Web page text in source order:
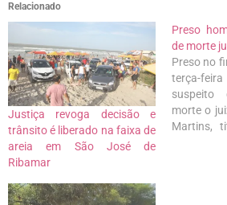
Relacionado
Justiça revoga decisão e
trânsito é liberado na faixa de
areia em São José de
Ribamar
Preso
de morte
Preso no
terça-
suspeito
morte o
Martins,